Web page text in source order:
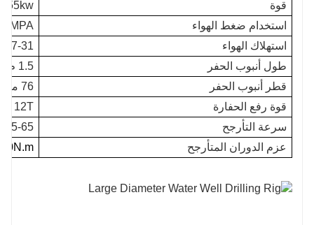
قوة
55kw
استخدام ضغط الهواء
استهلاك الهواء
17-31
طول أنبوب الحفر
1.5 م 2.0 م 3.0 م
قطر أنبوب الحفر
76 ملم.89 ملم
قوة رفع الحفارة
12T
سرعة التأرجح
45-65 دورة في الدقيقة
عزم الدوران المتأرجح